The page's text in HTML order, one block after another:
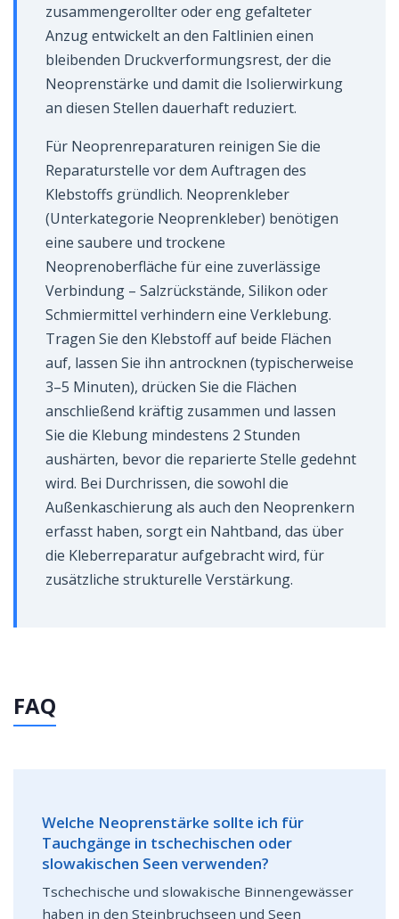
zusammengerollter oder eng gefalteter
Anzug entwickelt an den Faltlinien einen
bleibenden Druckverformungsrest, der die
Neoprenstärke und damit die Isolierwirkung
an diesen Stellen dauerhaft reduziert.
Für Neoprenreparaturen reinigen Sie die
Reparaturstelle vor dem Auftragen des
Klebstoffs gründlich. Neoprenkleber
(Unterkategorie Neoprenkleber) benötigen
eine saubere und trockene
Neoprenoberfläche für eine zuverlässige
Verbindung – Salzrückstände, Silikon oder
Schmiermittel verhindern eine Verklebung.
Tragen Sie den Klebstoff auf beide Flächen
auf, lassen Sie ihn antrocknen (typischerweise
3–5 Minuten), drücken Sie die Flächen
anschließend kräftig zusammen und lassen
Sie die Klebung mindestens 2 Stunden
aushärten, bevor die reparierte Stelle gedehnt
wird. Bei Durchrissen, die sowohl die
Außenkaschierung als auch den Neoprenkern
erfasst haben, sorgt ein Nahtband, das über
die Kleberreparatur aufgebracht wird, für
zusätzliche strukturelle Verstärkung.
FAQ
Welche Neoprenstärke sollte ich für
Tauchgänge in tschechischen oder
slowakischen Seen verwenden?
Tschechische und slowakische Binnengewässer
haben in den Steinbruchseen und Seen